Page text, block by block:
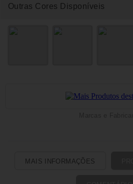
Outras Cores Disponíveis
MAIS INFORMAÇÕES